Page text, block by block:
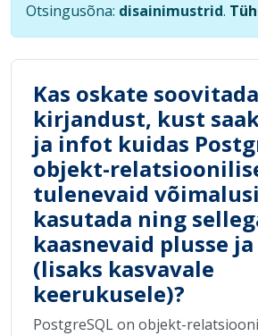
Otsingusõna: disainimustrid.
Kas oskate soovitada
kirjandust, kust
ja infot kuidas
objekt-
tulenevaid
kasutada ning
kaasnevaid plusse
(lisaks kasvavale
keerukusele)?
PostgreSQL on objekt-